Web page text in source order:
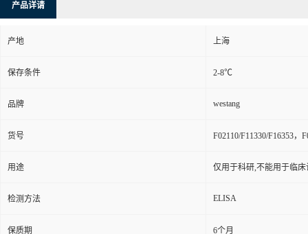
产品详请
产地 上海
保存条件 2-8℃
品牌 westang
货号 F02110/F11330/F16353，
用途 仅用于科研,不能用于临
检测方法 ELISA
保质期 6个月